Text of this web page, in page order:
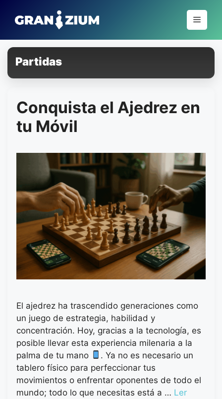
para
conteúdo
Menu
Partidas
Conquista el Ajedrez en
tu Móvil
El ajedrez ha trascendido generaciones como
un juego de estrategia, habilidad y
concentración. Hoy, gracias a la tecnología, es
posible llevar esta experiencia milenaria a la
palma de tu mano
. Ya no es necesario un
tablero físico para perfeccionar tus
movimientos o enfrentar oponentes de todo el
mundo; todo lo que necesitas está a … Ler